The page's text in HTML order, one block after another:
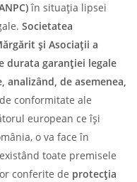
în situația lipsei
Societatea
și Asociații a
durata garanției legale
de asemenea,
conformitate ale
european ce își
o va face în
toate premisele
conferite de protecția